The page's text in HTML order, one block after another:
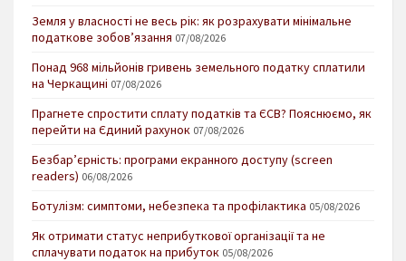
Земля у власності не весь рік: як розрахувати мінімальне
податкове зобов’язання 07/08/2026
Понад 968 мільйонів гривень земельного податку сплатили
на Черкащині 07/08/2026
Прагнете спростити сплату податків та ЄСВ? Пояснюємо, як
перейти на Єдиний рахунок 07/08/2026
Безбар’єрність: програми екранного доступу (screen
readers) 06/08/2026
Ботулізм: симптоми, небезпека та профілактика 05/08/2026
Як отримати статус неприбуткової організації та не
сплачувати податок на прибуток 05/08/2026